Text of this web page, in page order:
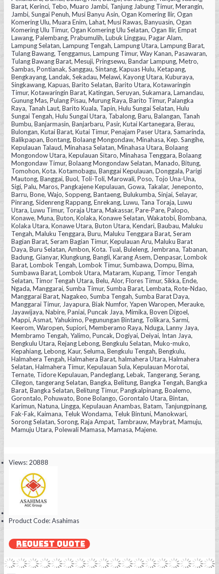
Barat, Kerinci, Tebo, Muaro Jambi, Tanjung Jabung Timur, Merangin,
Jambi, Sungai Penuh, Musi Banyu Asin, Ogan Komering Ilir, Ogan
Komering Ulu, Muara Enim, Lahat, Musi Rawas, Banyuasin, Ogan
Komering Ulu Timur, Ogan Komering Ulu Selatan, Ogan Ilir, Empat
Lawang, Palembang, Prabumulih, Lubuk Linggau, Pagar Alam,
Lampung Selatan, Lampung Tengah, Lampung Utara, Lampung Barat,
Tulang Bawang, Tenggamus, Lampung Timur, Way Kanan, Pasawaran,
Tulang Bawang Barat, Mesuji, Pringsewu, Bandar Lampung, Metro,
Sambas, Pontianak, Sanggau, Sintang, Kapuas Hulu, Ketapang,
Bengkayang, Landak, Sekadau, Melawi, Kayong Utara, Kuburaya,
Singkawang, Kapuas, Barito Selatan, Barito Utara, Kotawaringin
Timur, Kotawaringin Barat, Katingan, Seruyan, Sukamara, Lamandau,
Gunung Mas, Pulang Pisau, Murung Raya, Barito Timur, Palangka
Raya, Tanah Laut, Barito Kuala, Tapin, Hulu Sungai Selatan, Hulu
Sungai Tengah, Hulu Sungai Utara, Tabalong, Baru, Balangan, Tanah
Bumbu, Banjarmasin, Banjarbaru, Pasir, Kutai Kartanegara, Berau,
Bulongan, Kutai Barat, Kutai Timur, Penajam Paser Utara, Samarinda,
Balikpapan, Bontang, Bolaang Mongondaw, Minahasa, Kep. Sangihe,
Kepulauan Talaud, Minahasa Selatan, Minahasa Utara, Bolaang
Mongondow Utara, Kepulauan Sitaro, Minahasa Tenggara, Bolaang
Mongondaw Timur, Bolaang Mongondaw Selatan, Manado, Bitung,
Tomohon, Kota. Kotamobagu, Banggai Kepulauan, Donggala, Parigi
Mautong, Banggai, Buol, Toli-Toli, Marowali, Poso, Tojo Una-Una,
Sigi, Palu, Maros, Pangkajene Kepulauan, Gowa, Takalar, Jeneponto,
Barru, Bone, Wajo, Soppeng, Bantaeng, Bulukumba, Sinjai, Selayar,
Pinrang, Sidenreng Rappang, Enrekang, Luwu, Tana Toraja, Luwu
Utara, Luwu Timur, Toraja Utara, Makassar, Pare-Pare, Palopo,
Konawe, Muna, Buton, Kolaka, Konawe Selatan, Wakatobi, Bombana,
Kolaka Utara, Konawe Utara, Buton Utara, Kendari, Baubau, Maluku
Tengah, Maluku Tenggara, Buru, Maluku Tenggara Barat, Seram
Bagian Barat, Seram Bagian Timur, Kepulauan Aru, Maluku Barat
Daya, Buru Selatan, Ambon, Kota. Tual, Buleleng, Jembrana, Tabanan,
Badung, Gianyar, Klungkung, Bangli, Karang Asem, Denpasar, Lombok
Barat, Lombok Tengah, Lombok Timur, Sumbawa, Dompu, Bima,
Sumbawa Barat, Lombok Utara, Mataram, Kupang, Timor Tengah
Selatan, Timor Tengah Utara, Belu, Alor, Flores Timur, Sikka, Ende,
Ngada, Manggarai, Sumba Timur, Sumba Barat, Lembata, Rote-Ndao,
Manggarai Barat, Nagakeo, Sumba Tengah, Sumba Barat Daya,
Manggarai Timur, Jayapura, Biak Numfor, Yapen Waropen, Merauke,
Jayawijaya, Nabire, Paniai, Puncak Jaya, Mimika, Boven Digoel,
Mappi, Asmat, Yahukimo, Pegunungan Bintang, Tolikara, Sarmi,
Keerom, Waropen, Supiori, Memberamo Raya, Nduga, Lanny Jaya,
Membramo Tengah, Yalimo, Puncak, Dogiyai, Deiyai, Intan Jaya,
Bengkulu Utara, Rejang Lebong, Bengkulu Selatan, Muko-muko,
Kepahiang, Lebong, Kaur, Seluma, Bengkulu Tengah, Bengkulu,
Halmahera Tengah, Halmahera Barat, halmahera Utara, Halmahera
Selatan, Halmahera Timur, Kepulauan Sula, Kepulauan Morotai,
Ternate, Tidore Kepulauan, Pandeglang, Lebak, Tangerang, Serang,
Cilegon, tangerang Selatan, Bangka, Belitung, Bangka Tengah, Bangka
Barat, Bangka Selatan, Belitung Timur, Pangkalpinang, Boalemo,
Gorontalo, Pohuwato, Bone Bolango, Gorontalo Utara, Bintan,
Karimun, Natuna, Lingga, Kepulauan Anambas, Batam, Tanjungpinang,
Fak-Fak, Kaimana, Teluk Wondama, Teluk Bintuni, Manokwari,
Sorong Selatan, Sorong, Raja Ampat, Tambrauw, Maybrat, Mamuju,
Mamuju Utara, Polewali Mamasa, Mamasa, Majene.
Views: 20888
Product Code:Asahimas
REQUEST QUOTE